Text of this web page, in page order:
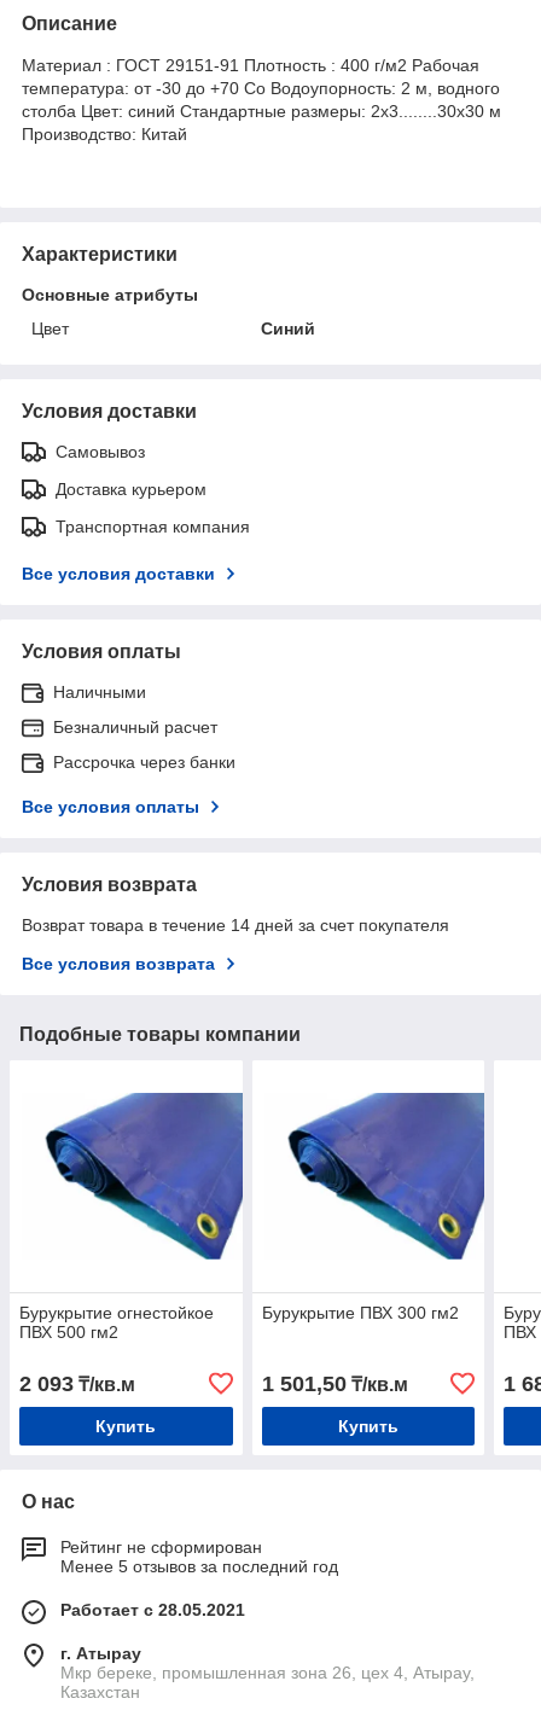
Описание
Материал : ГОСТ 29151-91 Плотность : 400 г/м2 Рабочая
температура: от -30 до +70 Co Водоупорность: 2 м, водного
столба Цвет: синий Стандартные размеры: 2х3........30х30 м
Производство: Китай
Характеристики
Основные атрибуты
Цвет
Синий
Условия доставки
Самовывоз
Доставка курьером
Транспортная компания
Все условия доставки
Условия оплаты
Наличными
Безналичный расчет
Рассрочка через банки
Все условия оплаты
Условия возврата
Возврат товара в течение 14 дней за счет покупателя
Все условия возврата
Подобные товары компании
Бурукрытие огнестойкое
ПВХ 500 гм2
2 093 ₸/кв.м
Купить
Бурукрытие ПВХ 300 гм2
1 501,50₸/кв.м
Купить
ПВХ
1
О нас
Рейтинг не сформирован
Менее 5 отзывов за последний год
Работает с 28.05.2021
г. Атырау
Мкр береке, промышленная зона 26, цех 4, Атырау,
Казахстан